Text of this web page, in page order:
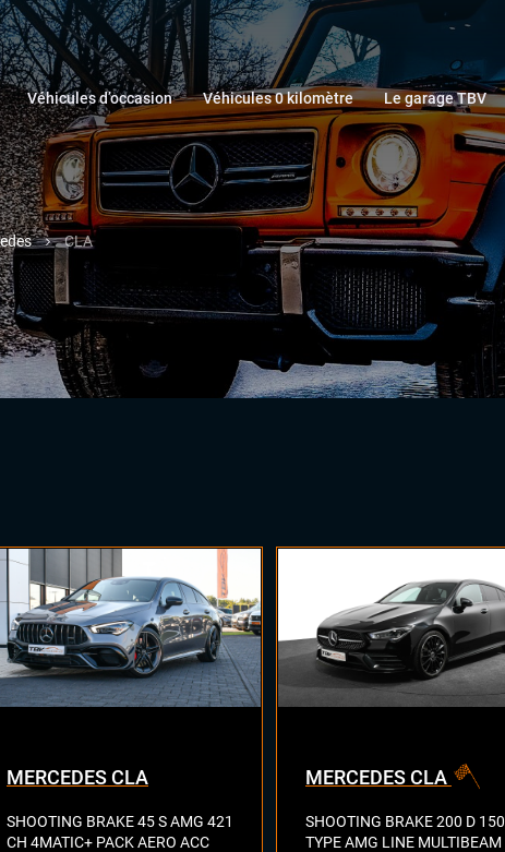
Véhicules d’occasion Véhicules 0 kilomètre Le garage TBV
CLA
MERCEDES CLA
SHOOTING BRAKE 45 S AMG 421
CH 4MATIC+ PACK AERO ACC
MERCEDES CLA
SHOOTING BRAKE 200 D
TYPE AMG LINE MULTIBEAM